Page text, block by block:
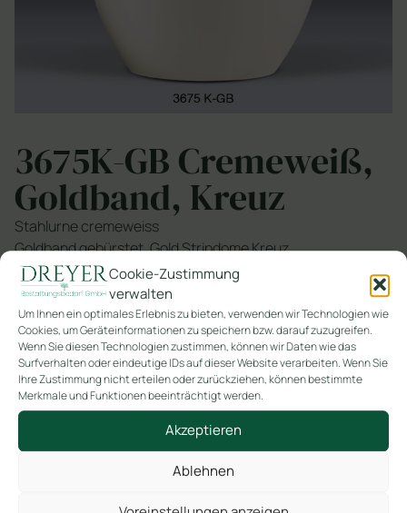
Cookie-Zustimmung
verwalten
Um Ihnen ein optimales Erlebnis zu bieten, verwenden wir Technologien wie
Cookies, um Geräteinformationen zu speichern bzw. darauf zuzugreifen.
Wenn Sie diesen Technologien zustimmen, können wir Daten wie das
Surfverhalten oder eindeutige IDs auf dieser Website verarbeiten. Wenn Sie
Ihre Zustimmung nicht erteilen oder zurückziehen, können bestimmte
Merkmale und Funktionen beeinträchtigt werden.
Akzeptieren
Ablehnen
3675K-GB Cremeweiß,
Goldband, Kreuz
Stahlurne cremeweiss
Goldband gebürstet, Gold Stripdome Kreuz
SKU
3675K-GB
Kategorie
Handpatinierte
In den Warenkorb